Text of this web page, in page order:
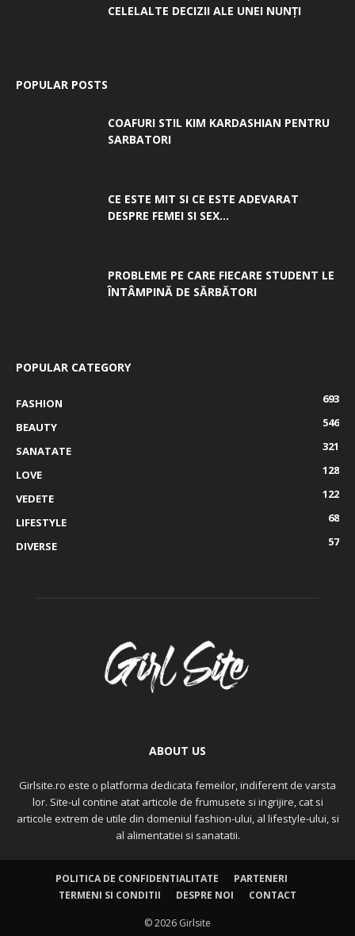
CELELALTE DECIZII ALE UNEI NUNȚI
POPULAR POSTS
COAFURI STIL KIM KARDASHIAN PENTRU
SARBATORI
CE ESTE MIT SI CE ESTE ADEVARAT
DESPRE FEMEI SI SEX...
PROBLEME PE CARE FIECARE STUDENT LE
ÎNTÂMPINĂ DE SĂRBĂTORI
POPULAR CATEGORY
FASHION
693
BEAUTY
546
SANATATE
321
LOVE
128
VEDETE
122
LIFESTYLE
68
DIVERSE
57
ABOUT US
Girlsite.ro este o platforma dedicata femeilor, indiferent de varsta
lor. Site-ul contine atat articole de frumusete si ingrijire, cat si
articole extrem de utile din domeniul fashion-ului, al lifestyle-ului, si
al alimentatiei si sanatatii.
POLITICA DE CONFIDENTIALITATE
PARTENERI
TERMENI SI CONDITII
DESPRE NOI CONTACT
© 2026 Girlsite